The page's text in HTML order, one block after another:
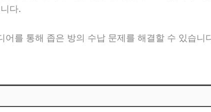
다.
를 통해 좁은 방의 수납 문제를 해결할 수 있습니